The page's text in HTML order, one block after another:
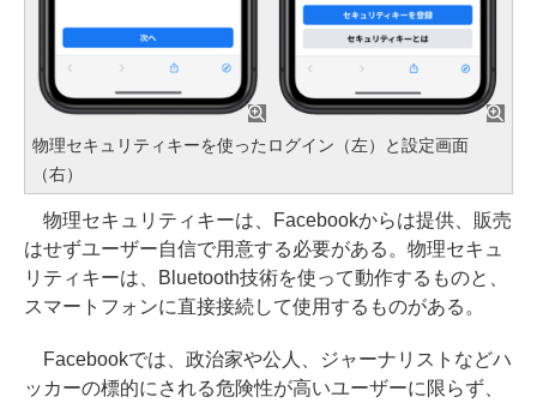
物理セキュリティキーを使ったログイン（左）と設定画面
（右）
物理セキュリティキーは、Facebookからは提供、販売
はせずユーザー自信で用意する必要がある。物理セキュ
リティキーは、Bluetooth技術を使って動作するものと、
スマートフォンに直接接続して使用するものがある。
Facebookでは、政治家や公人、ジャーナリストなどハ
ッカーの標的にされる危険性が高いユーザーに限らず、